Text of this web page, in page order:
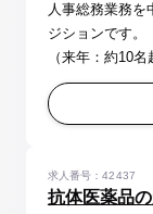
人事総務業務を
ジションです。 【具体的には】 ■人事関連業務 ・中途採用
（来年：約10
管理 ・人事制度設計 ■総務関連業務＞ ・社
フィス回り、固...
抗体医薬品
求人番号：42437